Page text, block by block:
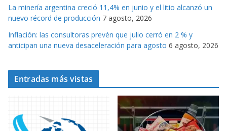
La minería argentina creció 11,4% en junio y el litio alcanzó un
nuevo récord de producción 7 agosto, 2026
Inflación: las consultoras prevén que julio cerró en 2 % y
anticipan una nueva desaceleración para agosto 6 agosto, 2026
Entradas más vistas